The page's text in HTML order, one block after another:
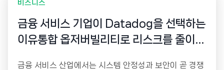
비즈니스
금융 서비스 기업이 Datadog을 선택하는
이유통합 옵저버빌리티로 리스크를 줄이고
금융 서비스 산업에서는 시스템 안정성과 보안이 곧 경쟁